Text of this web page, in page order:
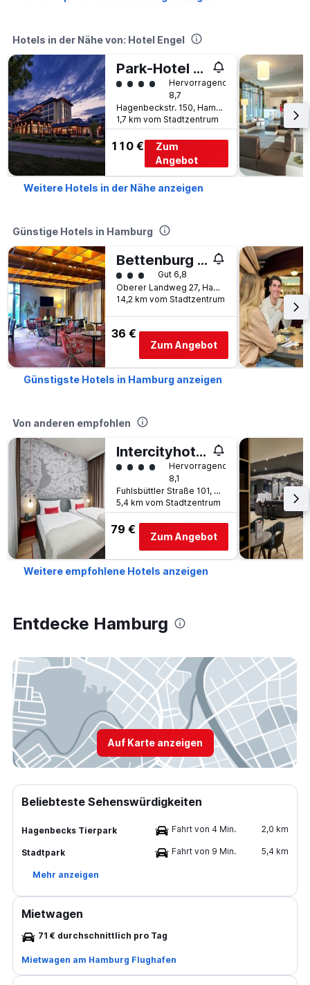
Hotels in der Nähe von: Hotel Engel
Park-Hotel Hagenbeck
Bewertungskategorie 4
Hervorragend
8,7
Hagenbeckstr. 150, Hamburg, Hamburg, Deutschland
1,7 km vom Stadtzentrum
110 €
Zum
Angebot
Weitere Hotels in der Nähe anzeigen
Günstige Hotels in Hamburg
Bettenburg Hotel Hamburg
Bewertungskategorie 3
Gut 6,8
Oberer Landweg 27, Hamburg, Hamburg, Deutschland
14,2 km vom Stadtzentrum
36 €
Zum Angebot
Günstigste Hotels in Hamburg anzeigen
Von anderen empfohlen
Intercityhotel Hamburg-Barmbek
Bewertungskategorie 4
Hervorragend
8,1
Fuhlsbüttler Straße 101, Hamburg, Hamburg, Deutschland
5,4 km vom Stadtzentrum
79 €
Zum Angebot
Weitere empfohlene Hotels anzeigen
Entdecke Hamburg
Auf Karte anzeigen
Beliebteste Sehenswürdigkeiten
Hagenbecks Tierpark Fahrt von 4 Min. 2,0 km
Stadtpark Fahrt von 9 Min. 5,4 km
Mehr anzeigen
Mietwagen
71 € durchschnittlich pro Tag
Mietwagen am Hamburg Flughafen